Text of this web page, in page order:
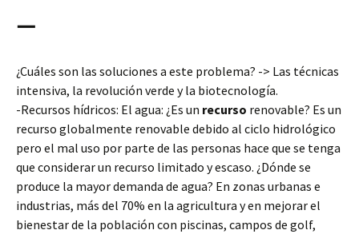
—
¿Cuáles son las soluciones a este problema? -> Las técnicas
intensiva, la revolución verde y la biotecnología.
-Recursos hídricos: El agua: ¿Es un recurso renovable? Es un
recurso globalmente renovable debido al ciclo hidrológico
pero el mal uso por parte de las personas hace que se tenga
que considerar un recurso limitado y escaso. ¿Dónde se
produce la mayor demanda de agua? En zonas urbanas e
industrias, más del 70% en la agricultura y en mejorar el
bienestar de la población con piscinas, campos de golf,